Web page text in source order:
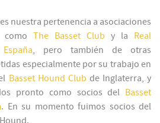
nuestra pertenencia a asociaciones
como The Basset Club y la Real
, pero también de otras
especialmente por su trabajo en
Basset Hound Club de Inglaterra, y
pronto como socios del Basset
. En su momento fuimos socios del